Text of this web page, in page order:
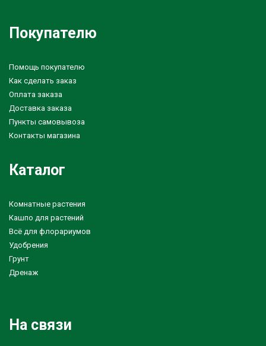
Покупателю
Помощь покупателю
Как сделать заказ
Оплата заказа
Доставка заказа
Пункты самовывоза
Контакты магазина
Каталог
Комнатные растения
Кашпо для растений
Всё для флорариумов
Удобрения
Грунт
Дренаж
На связи